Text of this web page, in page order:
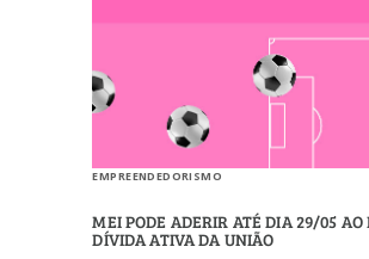
EMPREENDEDORISMO
MEI PODE ADERIR ATÉ DIA 29/05
DÍVIDA ATIVA DA UNIÃO